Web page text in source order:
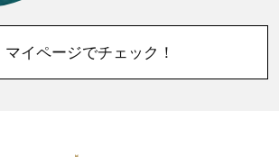
マイページでチェック！